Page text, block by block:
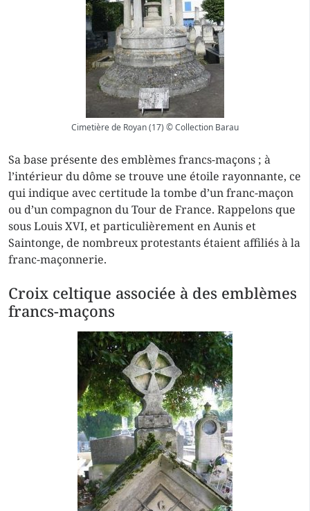
Cimetière de Royan (17) © Collection Barau
Sa base présente des emblèmes francs-maçons ; à
l’intérieur du dôme se trouve une étoile rayonnante, ce
qui indique avec certitude la tombe d’un franc-maçon
ou d’un compagnon du Tour de France. Rappelons que
sous Louis XVI, et particulièrement en Aunis et
Saintonge, de nombreux protestants étaient affiliés à la
franc-maçonnerie.
Croix celtique associée à des emblèmes
francs-maçons